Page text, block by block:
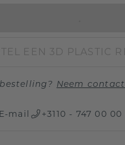
EEN 3D PLASTIC
Neem
E-mail +3110 - 747 00 00